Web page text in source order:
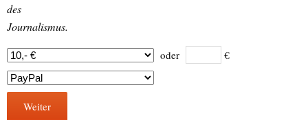
des
Journalismus.
oder €
Weiter